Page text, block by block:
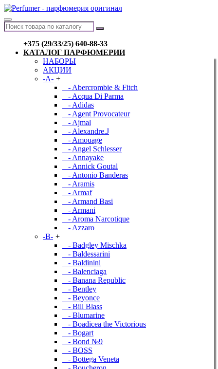
+375 (29/33/25) 640-88-33
КАТАЛОГ ПАРФЮМЕРИИ
НАБОРЫ
АКЦИИ
-A- +
- Abercrombie & Fitch
- Acqua Di Parma
- Adidas
- Agent Provocateur
- Ajmal
- Alexandre.J
- Amouage
- Angel Schlesser
- Annayake
- Annick Goutal
- Antonio Banderas
- Aramis
- Armaf
- Armand Basi
- Armani
- Aroma Narcotique
- Azzaro
-B- +
- Badgley Mischka
- Baldessarini
- Baldinini
- Balenciaga
- Banana Republic
- Bentley
- Beyonce
- Bill Blass
- Blumarine
- Boadicea the Victorious
- Bogart
- Bond №9
- BOSS
- Bottega Veneta